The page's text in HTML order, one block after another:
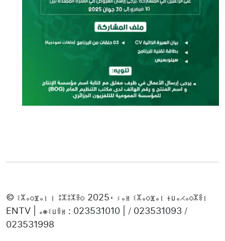
© ⵉⵣⴰⵔⴼⴰⵏ ⵏ ⵓⵣⵓⵣⴻⵔ 2025، ⵢⴰⵍ ⵉⵣⴰⵔⴼⴰⵏ ⵜⵡⴰⵃⴰⵔⵣⴻⵏ
ENTV | ⴰⵙⵉⵡⴻⵍ : 023531010 | / 023531093 /
023531998